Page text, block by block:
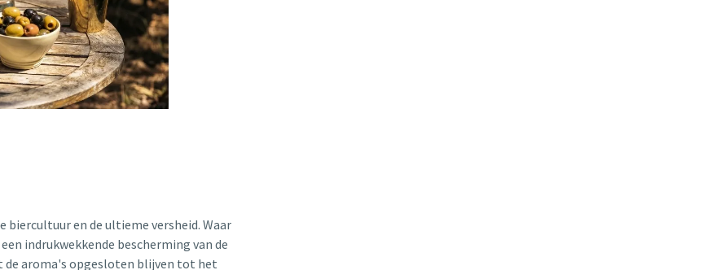
biercultuur en de ultieme versheid. Waar
indrukwekkende bescherming van de
aroma's opgesloten blijven tot het